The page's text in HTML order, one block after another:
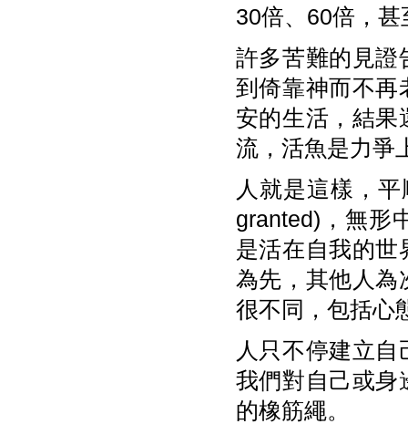
30倍、60倍，
許多苦難的見證
到倚靠神而不再
安的生活，結果
流，活魚是力爭
人就是這樣，
granted)，無形
是活在自我的世
為先，其他人為
很不同，包括心
人只不停建立
我們對自己或身
的橡筋繩。